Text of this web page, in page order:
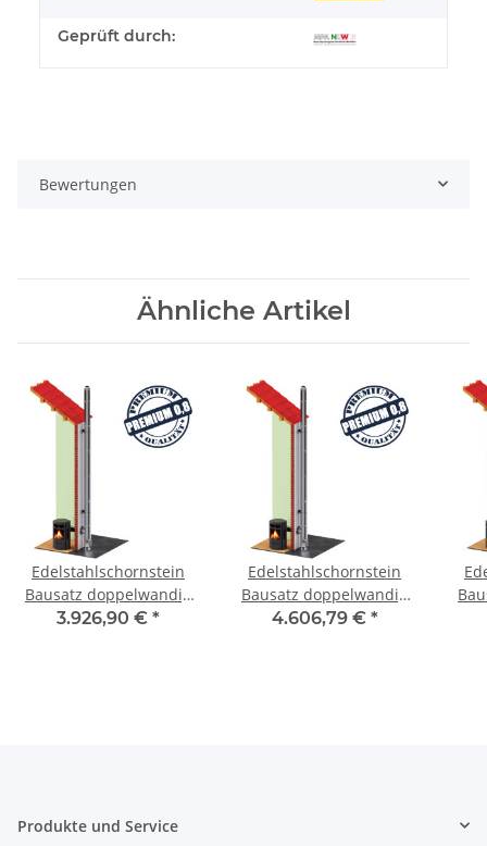
Geprüft durch:
Bewertungen
Ähnliche Artikel
Edelstahlschornstein
Bausatz doppelwandig
4,7 m - SWPR08 DW 450
3.926,90 € *
Edelstahlschornstein
Bausatz doppelwandig
7,2 m - SWPR08 DW 400
4.606,79 € *
Produkte und Service